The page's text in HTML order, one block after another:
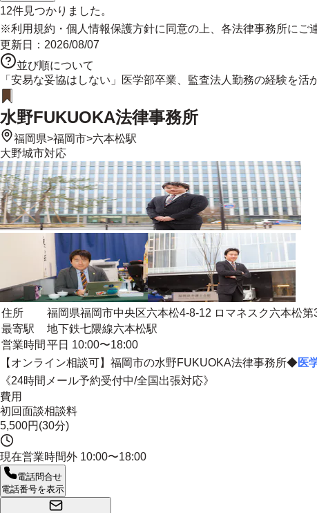
12件見つかりました。
※利用規約 ・ 個人情報保護方針に同意の上、各法律事務所にご
更新日： 2026/08/07
並び順について
「安易な妥協はしない」医学部卒業、監査法人勤務の経験を活
水野FUKUOKA法律事務所
福岡県>福岡市>六本松駅
大野城市対応
住所
福岡県福岡市中央区六本松4-8-12 ロマネスク六本松第
最寄駅
地下鉄七隈線六本松駅
営業時間 平日 10:00〜18:00
【オンライン相談可】福岡市の水野FUKUOKA法律事務所◆医
《24時間メール予約受付中/全国出張対応》
費用
初回面談相談料
5,500円(30分)
現在営業時間外 10:00〜18:00
電話問合せ
電話番号を表示